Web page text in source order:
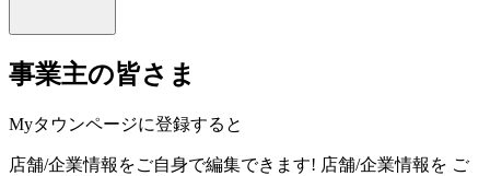
事業主の皆さま
Myタウンページに登録すると
店舗/企業情報をご自身で編集できます! 店舗/企業情報を ご